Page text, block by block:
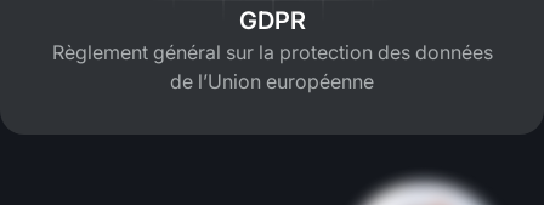
GDPR
Règlement général sur la protection des données
de l’Union européenne